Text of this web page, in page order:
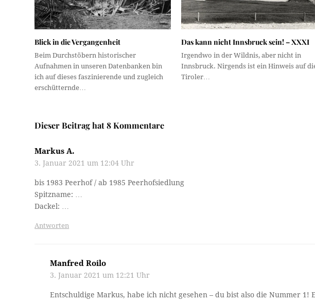
Blick in die Vergangenheit
Beim Durchstöbern historischer
Aufnahmen in unseren Datenbanken bin
ich auf dieses faszinierende und zugleich
erschütternde…
Das kann nicht Innsbruck sein! – XXXI
Irgendwo in der Wildnis, aber nicht in
Innsbruck. Nirgends ist ein Hinweis auf
Tiroler…
Dieser Beitrag hat 8 Kommentare
Markus A.
3. Januar 2021 um 12:04 Uhr
bis 1983 Peerhof / ab 1985 Peerhofsiedlung
Spitzname: …
Dackel: …
Antworten
Manfred Roilo
3. Januar 2021 um 12:21 Uhr
Entschuldige Markus, habe ich nicht gesehen – du bist also die Nummer 1!